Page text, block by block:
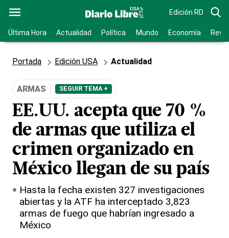
Edición RD
Última Hora Actualidad Política Mundo Economía
Portada Edición USA Actualidad
ARMAS SEGUIR TEMA +
EE.UU. acepta que 70 %
de armas que utiliza el
crimen organizado en
México llegan de su país
Hasta la fecha existen 327 investigaciones
abiertas y la ATF ha interceptado 3,823
armas de fuego que habrían ingresado a
México